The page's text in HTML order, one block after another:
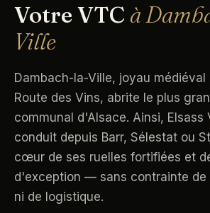
Votre VTC à
Ville
Dambach-la-Ville, joyau
Route des Vins, abrite le plus
communal d'Alsace. Ainsi, Elsass
conduit depuis Barr, Sélestat ou
cœur de ses ruelles fortifiées et
d'exception — sans contrainte de
ni de logistique.